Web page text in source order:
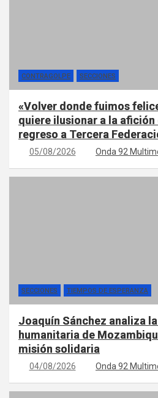
CONTRAGOLPE SECCIONES
«Volver donde fuimos
quiere ilusionar a la
regreso a Tercera
05/08/2026 Onda 92
SECCIONES TIEMPOS DE ESPERANZA
Joaquín Sánchez analiza
humanitaria de
misión solidaria
04/08/2026 Onda 92